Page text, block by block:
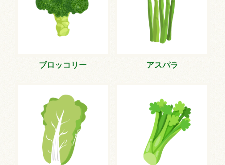
ブロッコリー アスパラ